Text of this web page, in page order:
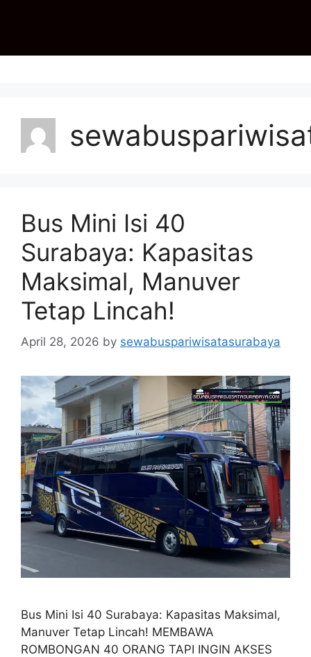
Bus Mini Isi 40
Surabaya: Kapasitas
Maksimal, Manuver
Tetap Lincah!
April 28, 2026 by sewabuspariwisatasurabaya
Bus Mini Isi 40 Surabaya: Kapasitas Maksimal,
Manuver Tetap Lincah! MEMBAWA
ROMBONGAN 40 ORANG TAPI INGIN AKSES